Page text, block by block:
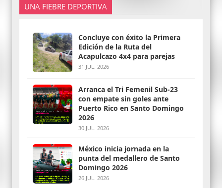
UNA FIEBRE DEPORTIVA
Concluye con éxito la Primera
Edición de la Ruta del
Acapulcazo 4x4 para parejas
31 JUL. 2026
Arranca el Tri Femenil Sub-23
con empate sin goles ante
Puerto Rico en Santo Domingo
2026
30 JUL. 2026
México inicia jornada en la
punta del medallero de Santo
Domingo 2026
26 JUL. 2026